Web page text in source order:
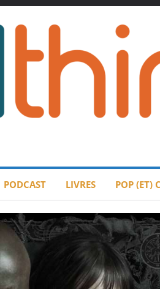
PODCAST LIVRES POP (ET)